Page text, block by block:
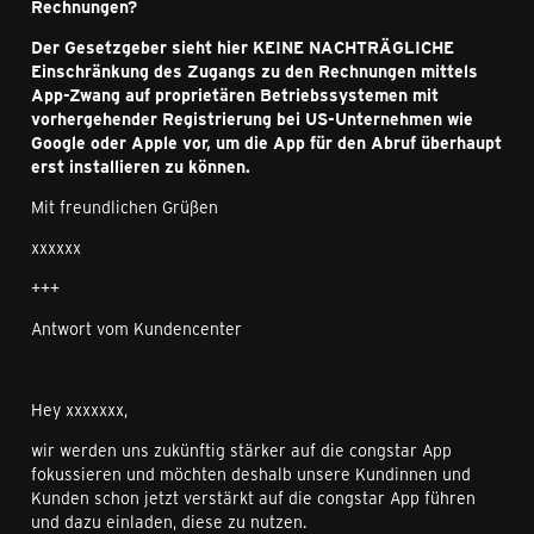
Rechnungen?
Der Gesetzgeber sieht hier KEINE NACHTRÄGLICHE
Einschränkung des Zugangs zu den Rechnungen mittels
App-Zwang auf proprietären Betriebssystemen mit
vorhergehender Registrierung bei US-Unternehmen wie
Google oder Apple vor, um die App für den Abruf überhaupt
erst installieren zu können.
Mit freundlichen Grüßen
xxxxxx
+++
Antwort vom Kundencenter
Hey xxxxxxx,
wir werden uns zukünftig stärker auf die congstar App
fokussieren und möchten deshalb unsere Kundinnen und
Kunden schon jetzt verstärkt auf die congstar App führen
und dazu einladen, diese zu nutzen.